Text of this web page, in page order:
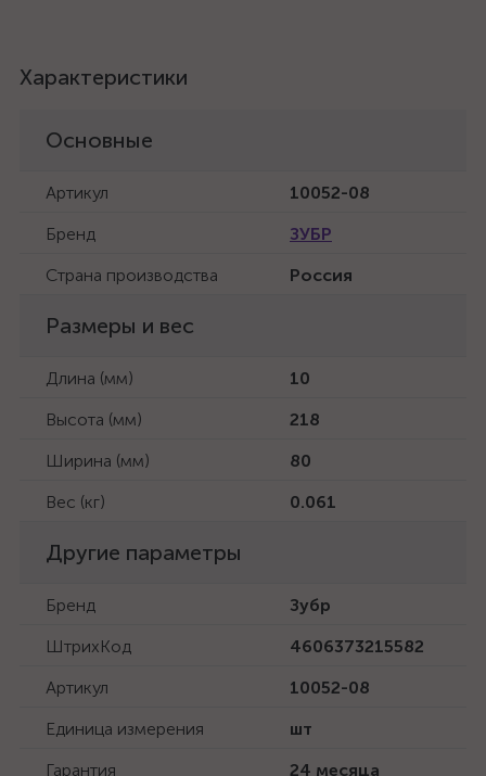
Характеристики
Основные
Артикул
10052-08
Бренд
ЗУБР
Страна производства
Россия
Размеры и вес
Длина (мм)
10
Высота (мм)
218
Ширина (мм)
80
Вес (кг)
0.061
Другие параметры
Бренд
Зубр
ШтрихКод
4606373215582
Артикул
10052-08
Единица измерения
шт
Гарантия
24 месяца